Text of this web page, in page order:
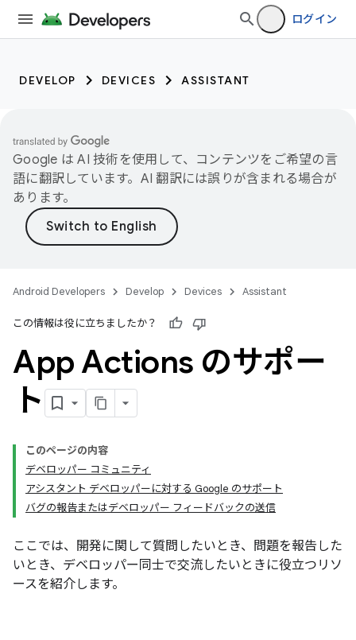
ログイン
DEVELOP DEVICES ASSISTANT
Google は AI 技術を使用して、コンテンツをご希望の言
語に翻訳しています。AI 翻訳には誤りが含まれる場合が
あります。
Android Developers Develop Devices Assistant
この情報は役に立ちましたか？
App Actions のサポー
ト
このページの内容
デベロッパー コミュニティ
アシスタント デベロッパーに対する Google のサポート
バグの報告またはデベロッパー フィードバックの送信
ここでは、開発に関して質問したいとき、問題を報告した
いとき、デベロッパー同士で交流したいときに役立つリソ
ースを紹介します。